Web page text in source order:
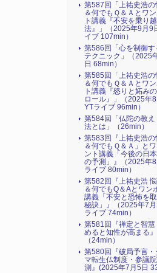
第587回「上祐史浩の
＆何でもＱ＆Ａとワ
ト講義『不安を乗り
法』​」（2025年9月9
イブ 107min）
第586回「心を制御す
テクニック」（2025
日 68min）
第585回「上祐史浩の
＆何でもＱ＆Ａとワ
ト講義『怒りと妬み
ロール』​」（2025年
YTライブ 96min）
第584回「仏陀の教え
法とは」（26min）
第583回『上祐史浩の
＆何でもＱ＆Ａ」と
ント講義「今後の日
の予測」』（2025年
ライブ 80min）
第582回『上祐史浩
＆何でもQ＆Aとワン
講義「不安と恐怖を取
秘訣」』（2025年7
ライブ 74min）
第581回『禅定と智慧
めると知性が高まる』
（24min）
第580回『破局予言・
マ転生仏制度・参議
測』(2025年7月5日